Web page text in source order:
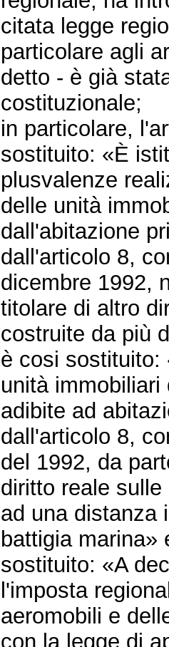
citata legge
particolare agli
detto - è già
costituzionale;
in particolare,
sostituito: «È
plusvalenze
delle unità
dall'abitazione
dall'articolo 8,
dicembre 1992,
titolare di altro
costruite da più
è cosi sostituito:
unità
adibite ad
dall'articolo 8,
del 1992, da
diritto reale
ad una distanza
battigia marina»
sostituito: «A
l'imposta
aeromobili e
con la legge di